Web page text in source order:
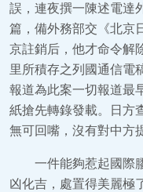
誤，連夜撰一陳述電達
篇，備外務部交《北京
京註銷后，他才命令解
里所積存之列國通信電
報道為此案一切報道最
紙搶先轉錄發載。日方
無可回嘴，沒有對中方
一件能夠惹起國際
凶化吉，處置得美麗極